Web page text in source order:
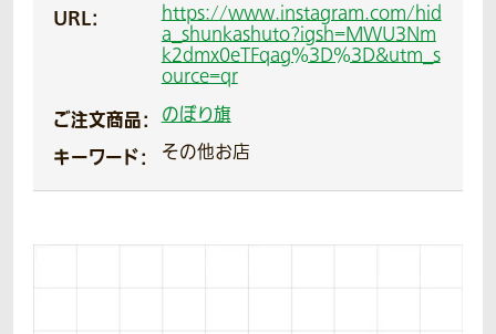
URL：
https://www.instagram.com/hid
a_shunkashuto?igsh=MWU3Nm
k2dmx0eTFqag%3D%3D&utm_s
ource=qr
ご注文商品： のぼり旗
キーワード： その他お店